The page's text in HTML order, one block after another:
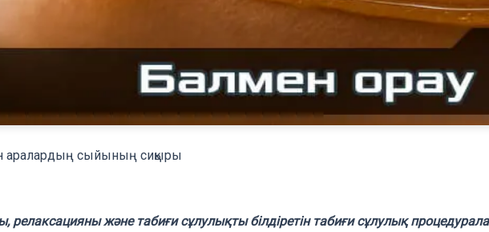
аралардың сыйының сиқыры
релаксацияны және табиғи сұлулықты білдіретін табиғи сұлулық